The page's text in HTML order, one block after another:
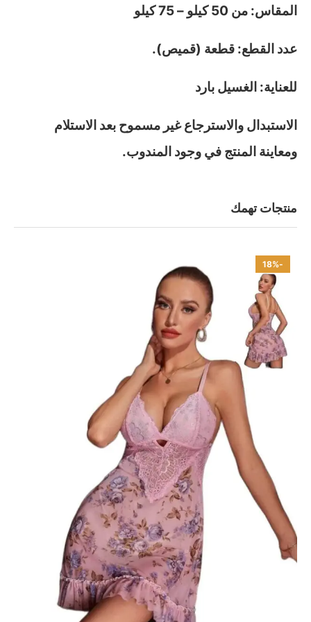
المقاس: من 50 كيلو – 75 كيلو
عدد القطع: قطعة (قميص).
للعناية: الغسيل بارد
الاستبدال والاسترجاع غير مسموح بعد الاستلام
ومعاينة المنتج في وجود المندوب.
منتجات تهمك
-18%